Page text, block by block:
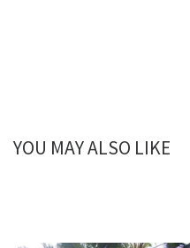
YOU MAY ALSO LIKE